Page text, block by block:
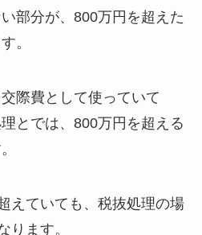
部分が、800万円を超えた
。
際費として使っていて
とでは、800万円を超える
えていても、税抜処理の場
ります。